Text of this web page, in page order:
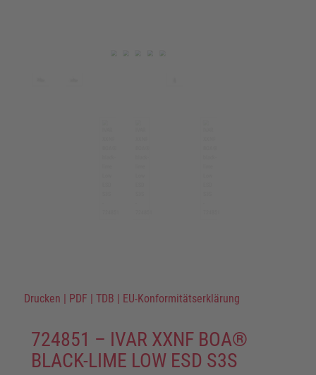
Drucken | PDF | TDB | EU-Konformitätserklärung
724851 – IVAR XXNF BOA®
BLACK-LIME LOW ESD S3S